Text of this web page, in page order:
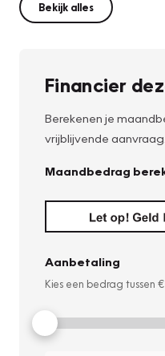
Bekijk alles
Financier
Berekenen je
vrijblijvende aanvraag.
Maandbedrag
Aanbetaling
Kies een bedrag tussen